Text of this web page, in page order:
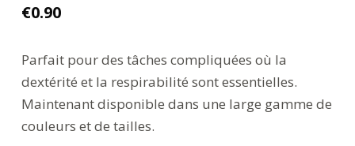
€0.90
Parfait pour des tâches compliquées où la
dextérité et la respirabilité sont essentielles.
Maintenant disponible dans une large gamme de
couleurs et de tailles.